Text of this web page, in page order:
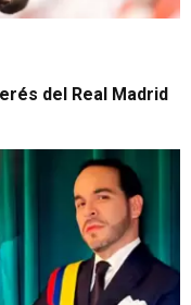
del Real Madrid